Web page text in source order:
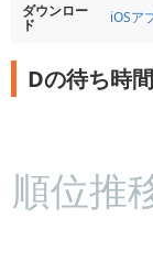
ダウンロー
ド iOSア
Dの待ち時
順位推